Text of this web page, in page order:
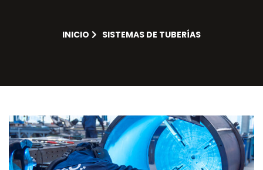
INICIO SISTEMAS DE TUBERÍAS